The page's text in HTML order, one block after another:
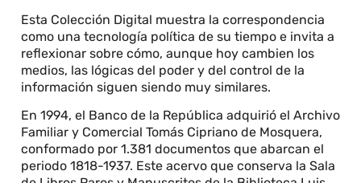
Esta Colección Digital muestra la correspondencia
como una tecnología política de su tiempo e invita a
reflexionar sobre cómo, aunque hoy cambien los
medios, las lógicas del poder y del control de la
información siguen siendo muy similares.
En 1994, el Banco de la República adquirió el Archivo
Familiar y Comercial Tomás Cipriano de Mosquera,
conformado por 1.381 documentos que abarcan el
periodo 1818-1937. Este acervo que conserva la Sala